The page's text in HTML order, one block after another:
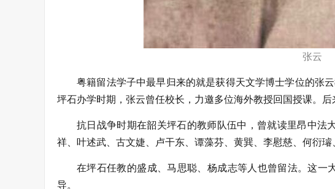
张云
粤籍留法学子中最早归来的就是获得天文学博士学位的张
坪石办学时期，张云曾任校长，力邀多位海外教授回国授课。后
抗日战争时期在韶关坪石的教师队伍中，曾就读里昂中法
祥、叶述武、古文婕、卢干东、谭藻芬、黄巽、李慰慈、何衍璿
在坪石任教的盛成、马思聪、杨成志等人也曾留法。这一
导。